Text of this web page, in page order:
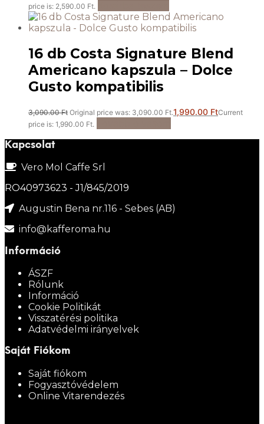
price is: 2,590.00 Ft.
16 db Costa Signature Blend
Americano kapszula – Dolce
Gusto kompatibilis
3,090.00Ft Original price was: 3,090.00 Ft.1,990.00 FtCurrent
price is: 1,990.00 Ft.
Kapcsolat
Vero Mol Caffe Srl
RO40973623 - J1/845/2019
Augustin Bena nr.116 - Sebes (AB)
info@kafferoma.hu
Információ
ÁSZF
Rólunk
Információ
Cookie Politikát
Visszatérési politika
Adatvédelmi irányelvek
Saját Fiókom
Saját fiókom
Fogyasztóvédelem
Online Vitarendezés